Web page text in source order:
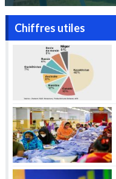
Chiffres utiles